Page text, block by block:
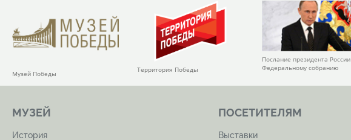
Музей Победы Территория Победы
Послание президента России
Федеральному собранию
МУЗЕЙ
История
ПОСЕТИТЕЛЯМ
Выставки